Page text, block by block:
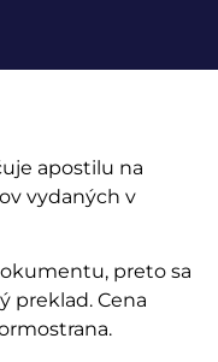
apostilu na
vydaných v
preto sa
preklad. Cena